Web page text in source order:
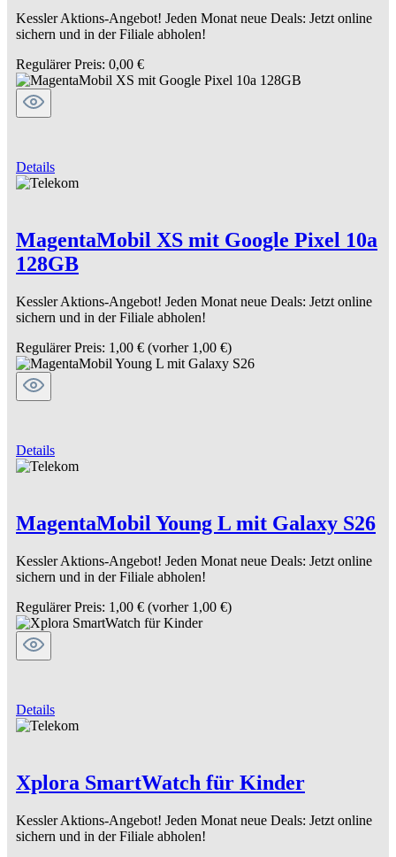
Kessler Aktions-Angebot! Jeden Monat neue Deals: Jetzt online
sichern und in der Filiale abholen!
Regulärer Preis: 0,00 €
Details
MagentaMobil XS mit Google Pixel 10a
128GB
Kessler Aktions-Angebot! Jeden Monat neue Deals: Jetzt online
sichern und in der Filiale abholen!
Regulärer Preis: 1,00 € (vorher 1,00 €)
Details
MagentaMobil Young L mit Galaxy S26
Kessler Aktions-Angebot! Jeden Monat neue Deals: Jetzt online
sichern und in der Filiale abholen!
Regulärer Preis: 1,00 € (vorher 1,00 €)
Details
Xplora SmartWatch für Kinder
Kessler Aktions-Angebot! Jeden Monat neue Deals: Jetzt online
sichern und in der Filiale abholen!